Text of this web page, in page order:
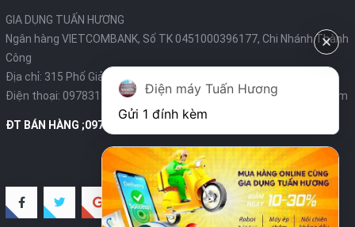
GIA DỤNG TUẤN HƯƠNG
Ngân hàng VIETCOMBANK, Số TK 0451000396177, Chi Nhánh Thành
Công
Địa chỉ: 315 Phố Giảng Võ - Ba Đình - Hà Nội
Điện thoại: 0978319375- Email:diengiadungtuanhuong@gmail.com
ĐT BÁN HÀNG ;0978319375
Điện máy Tuấn Hương
Gửi 1 đính kèm